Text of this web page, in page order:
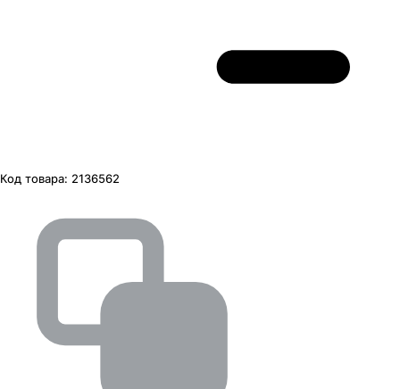
Код товара: 2136562